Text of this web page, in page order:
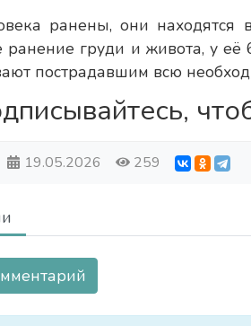
ранены, они
груди и живота, у
пострадавшим всю
19.05.2026 259